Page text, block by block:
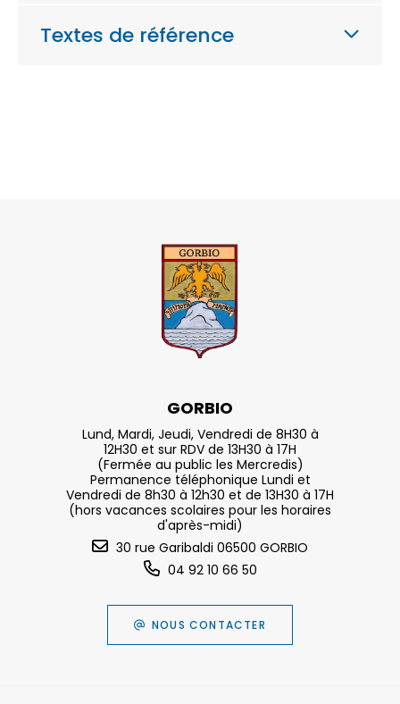
Textes de référence
GORBIO
Lund, Mardi, Jeudi, Vendredi de 8H30 à
12H30 et sur RDV de 13H30 à 17H
(Fermée au public les Mercredis)
Permanence téléphonique Lundi et
Vendredi de 8h30 à 12h30 et de 13H30 à 17H
(hors vacances scolaires pour les horaires
d'après-midi)
30 rue Garibaldi 06500 GORBIO
04 92 10 66 50
NOUS CONTACTER